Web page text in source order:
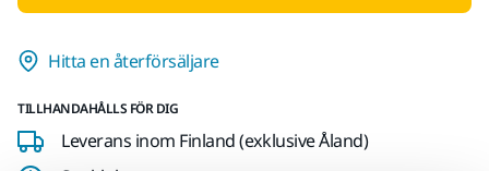
Hitta en återförsäljare
TILLHANDAHÅLLS FÖR DIG
Leverans inom Finland (exklusive Åland)